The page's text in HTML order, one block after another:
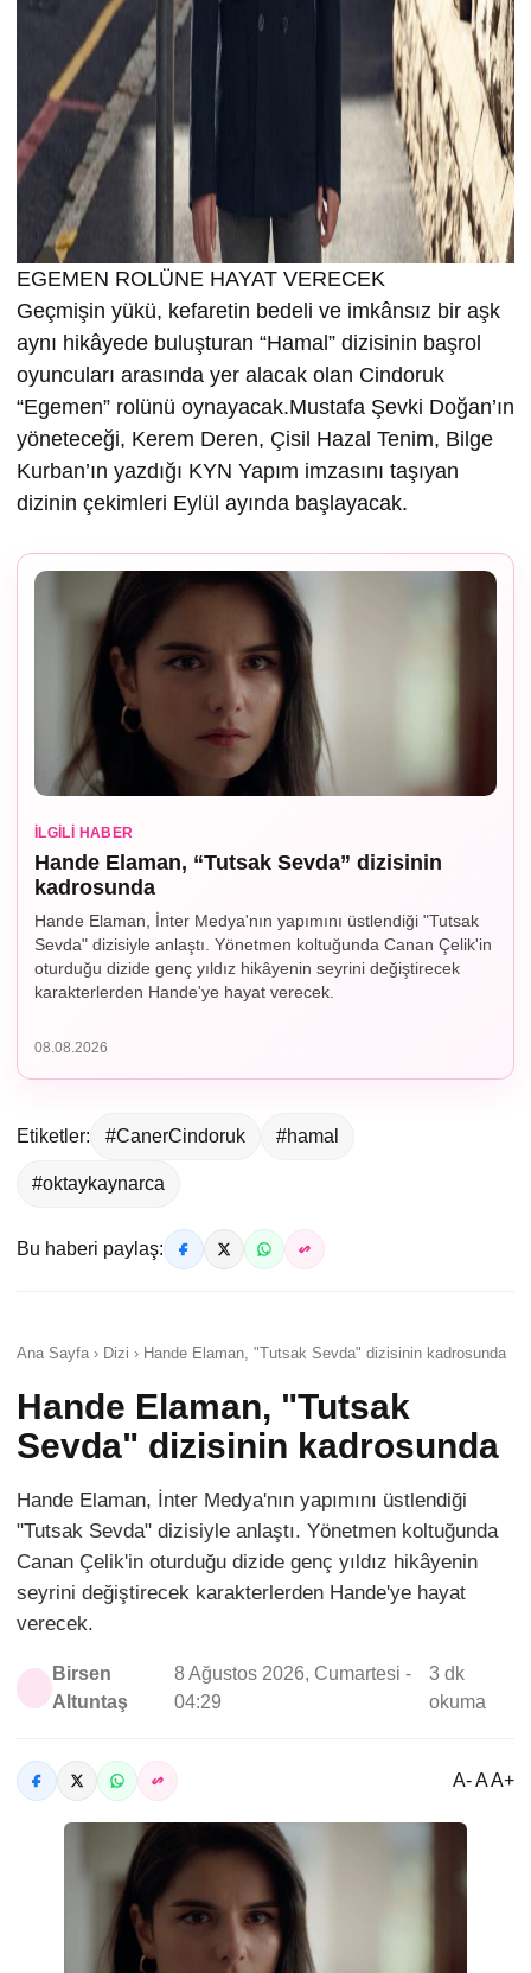
EGEMEN ROLÜNE HAYAT VERECEK
Geçmişin yükü, kefaretin bedeli ve imkânsız bir aşk
aynı hikâyede buluşturan “Hamal” dizisinin başrol
oyuncuları arasında yer alacak olan Cindoruk
“Egemen” rolünü oynayacak.Mustafa Şevki Doğan’ın
yöneteceği, Kerem Deren, Çisil Hazal Tenim, Bilge
Kurban’ın yazdığı KYN Yapım imzasını taşıyan
dizinin çekimleri Eylül ayında başlayacak.
İLGILI HABER
Hande Elaman, “Tutsak Sevda” dizisinin
kadrosunda
Hande Elaman, İnter Medya'nın yapımını üstlendiği "Tutsak
Sevda" dizisiyle anlaştı. Yönetmen koltuğunda Canan Çelik'in
oturduğu dizide genç yıldız hikâyenin seyrini değiştirecek
karakterlerden Hande'ye hayat verecek.
08.08.2026
Etiketler: #CanerCindoruk #hamal
#oktaykaynarca
Bu haberi paylaş:
Ana Sayfa › Dizi › Hande Elaman, "Tutsak Sevda" dizisinin kadrosunda
Hande Elaman, "Tutsak
Sevda" dizisinin kadrosunda
Hande Elaman, İnter Medya'nın yapımını üstlendiği
"Tutsak Sevda" dizisiyle anlaştı. Yönetmen koltuğunda
Canan Çelik'in oturduğu dizide genç yıldız hikâyenin
seyrini değiştirecek karakterlerden Hande'ye hayat
verecek.
Birsen
Altuntaş
8 Ağustos 2026, Cumartesi -
04:29
3 dk
okuma
A- A A+